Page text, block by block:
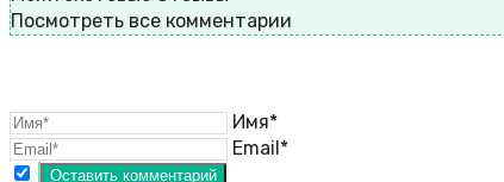
Посмотреть все комментарии
Имя*
Email*